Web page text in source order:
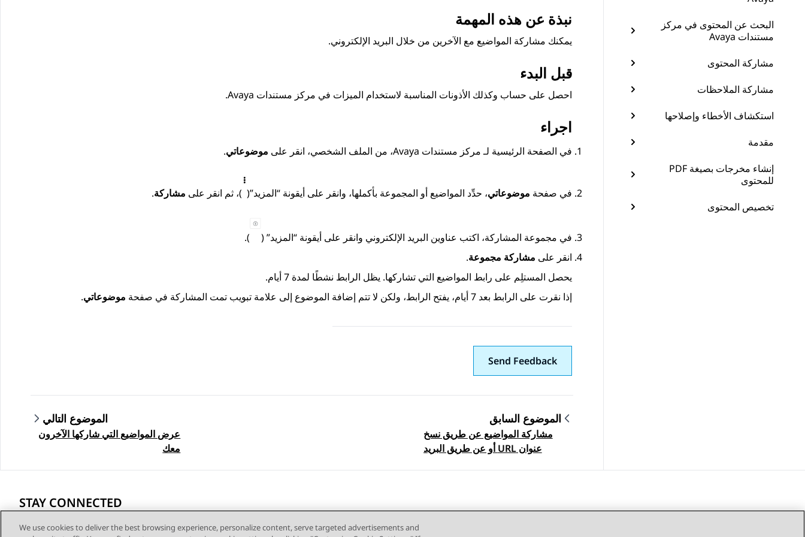
البحث عن المحتوى في مركز
مستندات Avaya
مشاركة المحتوى
مشاركة الملاحظات
استكشاف الأخطاء وإصلاحها
مقدمة
إنشاء مخرجات بصيغة PDF
للمحتوى
تخصيص المحتوى
نبذة عن هذه المهمة
يمكنك مشاركة المواضيع مع الآخرين من خلال البريد الإلكتروني.
قبل البدء
احصل على حساب وكذلك الأذونات المناسبة لاستخدام الميزات في مركز مستندات Avaya .
اجراء
في الصفحة الرئيسية لـمركز مستندات Avaya ، من الملف الشخصي، انقر على موضوعاتي.
في صفحة موضوعاتي، حدِّد المواضيع أو المجموعة بأكملها، وانقر على أيقونة “المزيد”( )، ثم انقر على مشاركة.
في مجموعة المشاركة، اكتب عناوين البريد الإلكتروني وانقر على أيقونة “المزيد” (
).
انقر على مشاركة مجموعة.
يحصل المستلِم على رابط المواضيع التي تشاركها. يظل الرابط نشطًا لمدة 7 أيام.
إذا نقرت على الرابط بعد 7 أيام، يفتح الرابط، ولكن لا تتم إضافة الموضوع إلى علامة تبويب
تمت المشاركة في صفحة موضوعاتي.
Send Feedback
Topic navigation
الموضوع السابق
مشاركة المواضيع عن طريق نسخ
عنوان URL أو عن طريق البريد
الموضوع التالي
عرض المواضيع التي شاركها الآخرون
معك
STAY CONNECTED
We use cookies to deliver the best browsing experience, personalize content, serve targeted advertisements and